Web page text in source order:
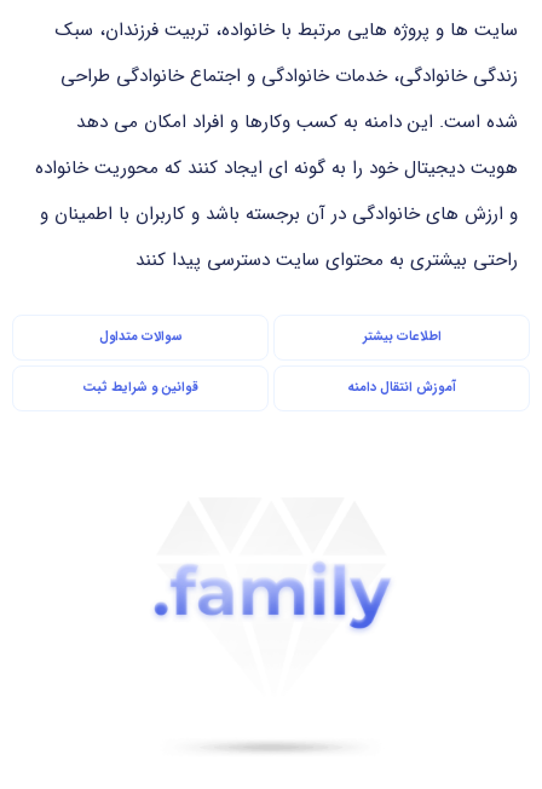
سایت ها و پروژه هایی مرتبط با خانواده، تربیت فرزندان، سبک
زندگی خانوادگی، خدمات خانوادگی و اجتماع خانوادگی طراحی
شده است. این دامنه به کسب وکارها و افراد امکان می دهد
هویت دیجیتال خود را به گونه ای ایجاد کنند که محوریت خانواده
و ارزش های خانوادگی در آن برجسته باشد و کاربران با اطمینان و
راحتی بیشتری به محتوای سایت دسترسی پیدا کنند
اطلاعات بیشتر سوالات متداول
آموزش انتقال دامنه قوانین و شرایط ثبت